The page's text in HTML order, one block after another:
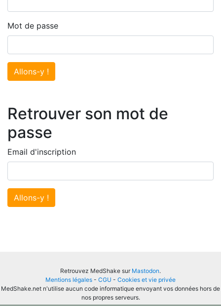
Mot de passe
Allons-y !
Retrouver son mot de
passe
Email d'inscription
Allons-y !
Retrouvez MedShake sur Mastodon.
Mentions légales - CGU - Cookies et vie privée
MedShake.net n'utilise aucun code informatique envoyant vos données hors de
nos propres serveurs.